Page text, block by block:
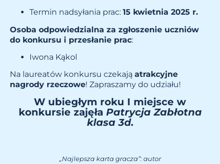
Termin nadsyłania prac: 15 kwietnia 2025 r.
Osoba odpowiedzialna za zgłoszenie uczniów
do konkursu i przesłanie prac:
Iwona Kąkol
Na laureatów konkursu czekają atrakcyjne
nagrody rzeczowe! Zapraszamy do udziału!
W ubiegłym roku I miejsce w
konkursie zajęła Patrycja Zabłotna
klasa 3d.
„Najlepsza karta gracza”: autor